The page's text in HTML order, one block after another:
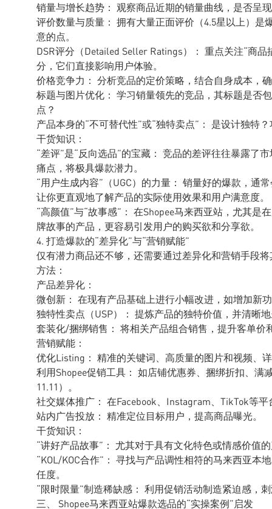
销量与增长趋势： 观察商品近期的销量曲线，是否呈
评价数量与质量： 拥有大量正面评价（4.5星以上）
意的点。
DSR评分（Detailed Seller Ratings）： 重点关注“商
分，它们直接影响用户体验。
价格竞争力： 分析竞品的定价策略，结合自身成本，
标题与图片优化： 学习销量领先的竞品，其标题是否
点？
产品本身的“不可替代性”或“独特卖点”： 是设计独特
干货知识：
“差评”是“反向选品”的宝藏： 竞品的差评往往暴露了
痛点，将极具爆款潜力。
“用户生成内容”（UGC）的力量： 销量好的爆款，通
让你更直观地了解产品的实际使用效果和用户满意度。
“高颜值”与“故事感”： 在Shopee马来西亚站，尤其
牌故事的产品，更容易引发用户的购买欲和分享欲。
4. 打造爆款的“差异化”与“营销赋能”
仅有潜力商品还不够，还需要通过差异化和营销手段将
方法：
产品差异化：
微创新： 在现有产品基础上进行小幅改进，如增加新
独特性卖点（USP）： 提炼产品的独特价值，并清晰
套装化/捆绑销售： 将相关产品组合销售，提升客单价
营销赋能：
优化Listing： 精准的关键词、高质量的图片和视频、
利用Shopee促销工具： 如店铺优惠券、捆绑折扣、满
11.11）。
社交媒体推广： 在Facebook、Instagram、TikTok等
站内广告投放： 精准定位目标用户，提高商品曝光。
干货知识：
“讲好产品故事”： 尤其对于具有文化特色或情感价值
“KOL/KOC合作”： 寻找与产品调性相符的马来西亚
任度。
“限时限量”制造稀缺感： 利用促销活动制造紧迫感，
三、 Shopee马来西亚站爆款选品的“实操案例”启发